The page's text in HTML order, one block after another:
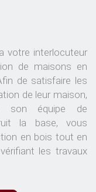
votre interlocuteur
de maisons en
de satisfaire les
de leur maison,
son équipe de
la base, vous
en bois tout en
les travaux